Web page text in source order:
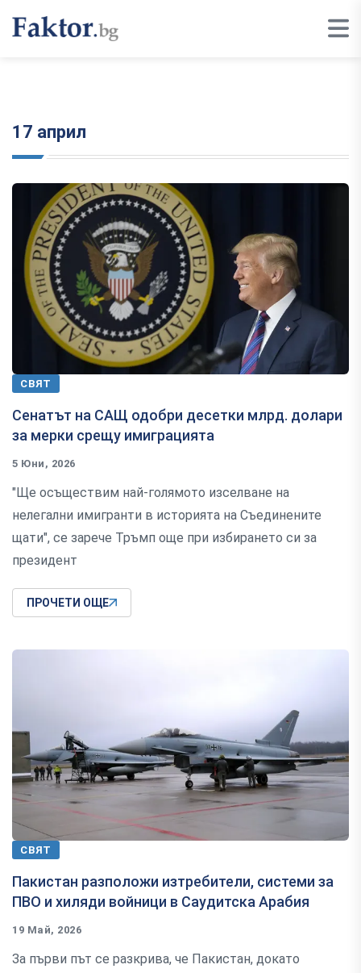
17 април
СВЯТ
Сенатът на САЩ одобри десетки млрд. долари
за мерки срещу имиграцията
5 Юни, 2026
"Ще осъществим най-голямото изселване на
нелегални имигранти в историята на Съединените
щати", се зарече Тръмп още при избирането си за
президент
ПРОЧЕТИ ОЩЕ
СВЯТ
Пакистан разположи изтребители, системи за
ПВО и хиляди войници в Саудитска Арабия
19 Май, 2026
За първи път се разкрива, че Пакистан, докато